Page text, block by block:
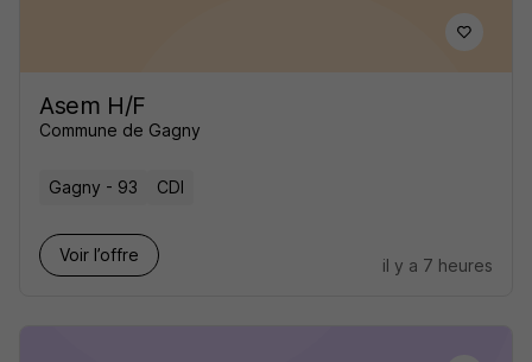
Asem H/F
Commune de Gagny
Gagny - 93 CDI
Voir l’offre
il y a 7 heures